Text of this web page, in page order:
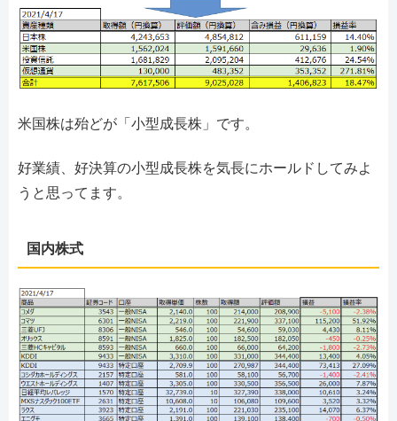
米国株は殆どが「小型成長株」です。
好業績、好決算の小型成長株を気長にホールドしてみよ
うと思ってます。
国内株式